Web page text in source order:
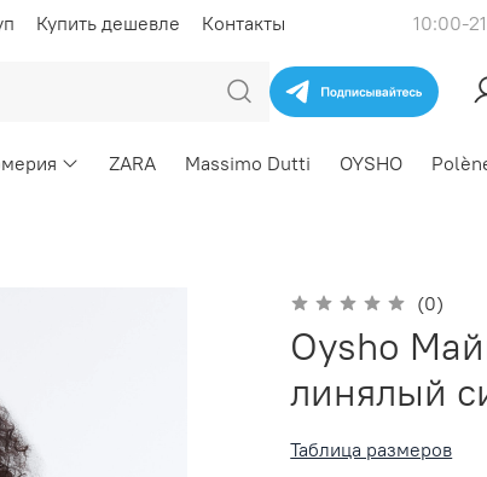
Купить дешевле Контакты 10:00-
ZARA Massimo Dutti OYSHO
(0)
Oysho
линялый
Таблица размеров